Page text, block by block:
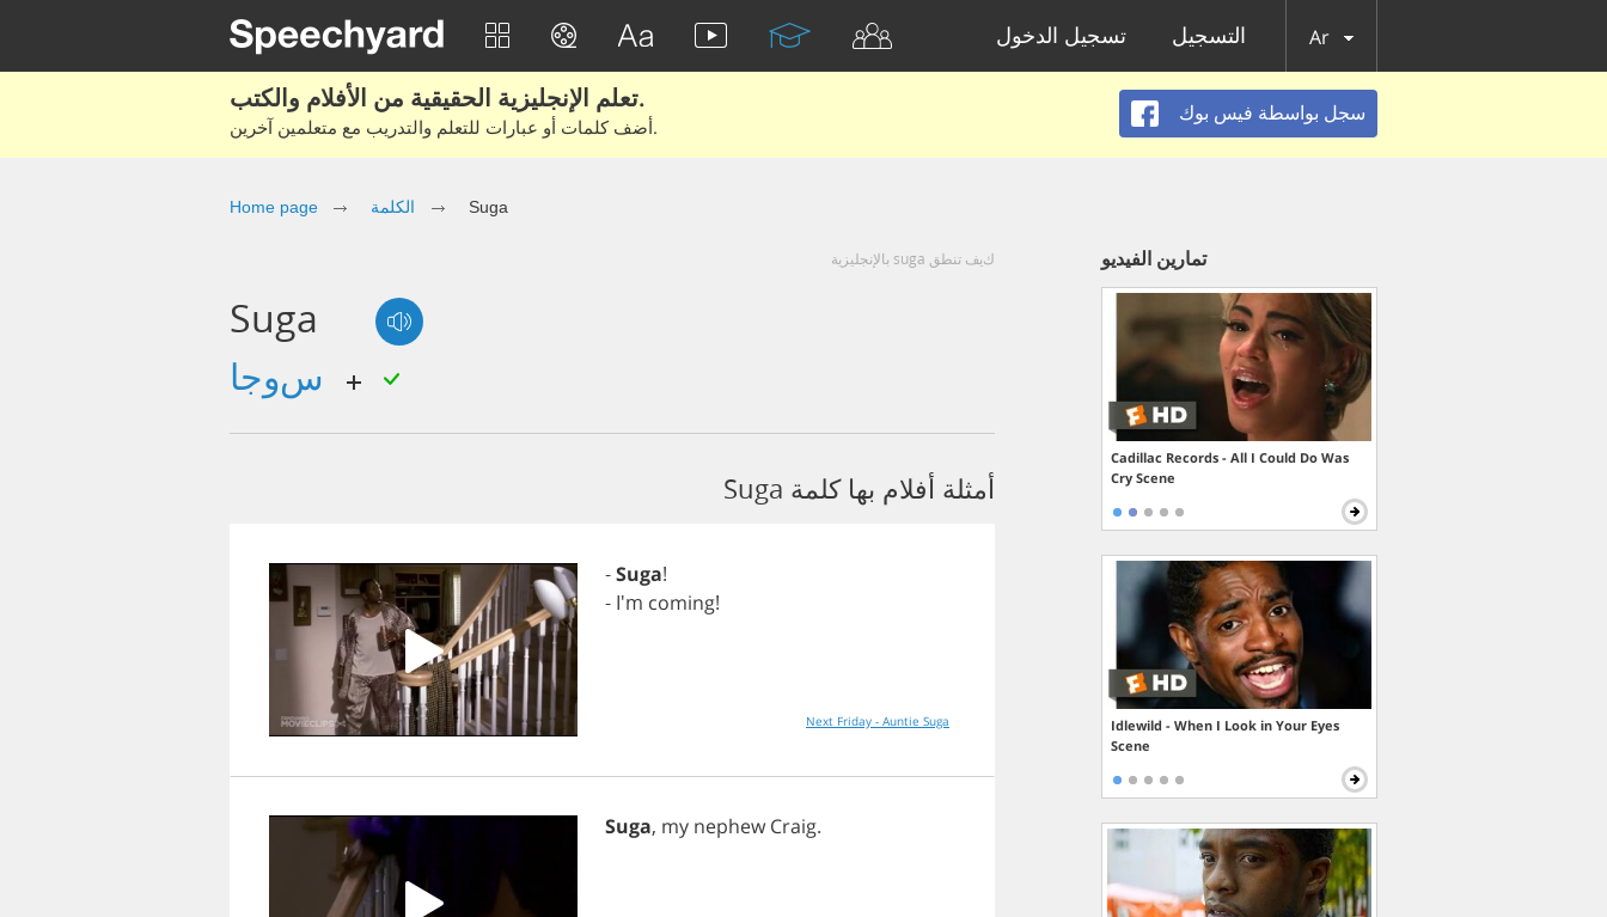
تسجيل الدخول التسجيل Ar
تعلم الإنجليزية الحقيقية من الأفلام والكتب.
أضف كلمات أو عبارات للتعلم والتدريب مع متعلمين آخرين.
سجل بواسطة فيس بوك
Home page الكلمة Suga
كيف تنطق suga بالإنجليزية
Suga
أمثلة أفلام بها كلمة Suga
-Suga!
- I'm coming!
Next Friday - Auntie Suga
Suga, my nephew Craig.
تمارين الفيديو
Cadillac Records - All I Could Do Was
Cry Scene
Idlewild - When I Look in Your Eyes
Scene